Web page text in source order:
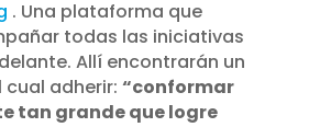
. Una plataforma que
todas las iniciativas
Allí encontrarán un
adherir: “conformar
tan grande que logre